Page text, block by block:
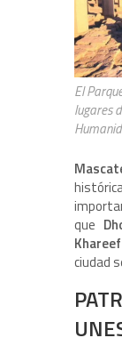
El
lugares
que
ciudad